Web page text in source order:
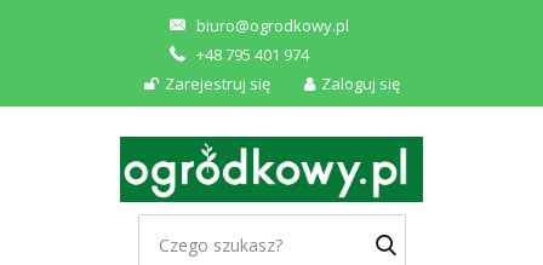
biuro@ogrodkowy.pl
+48 795 401 974
Zarejestruj się
Zaloguj się